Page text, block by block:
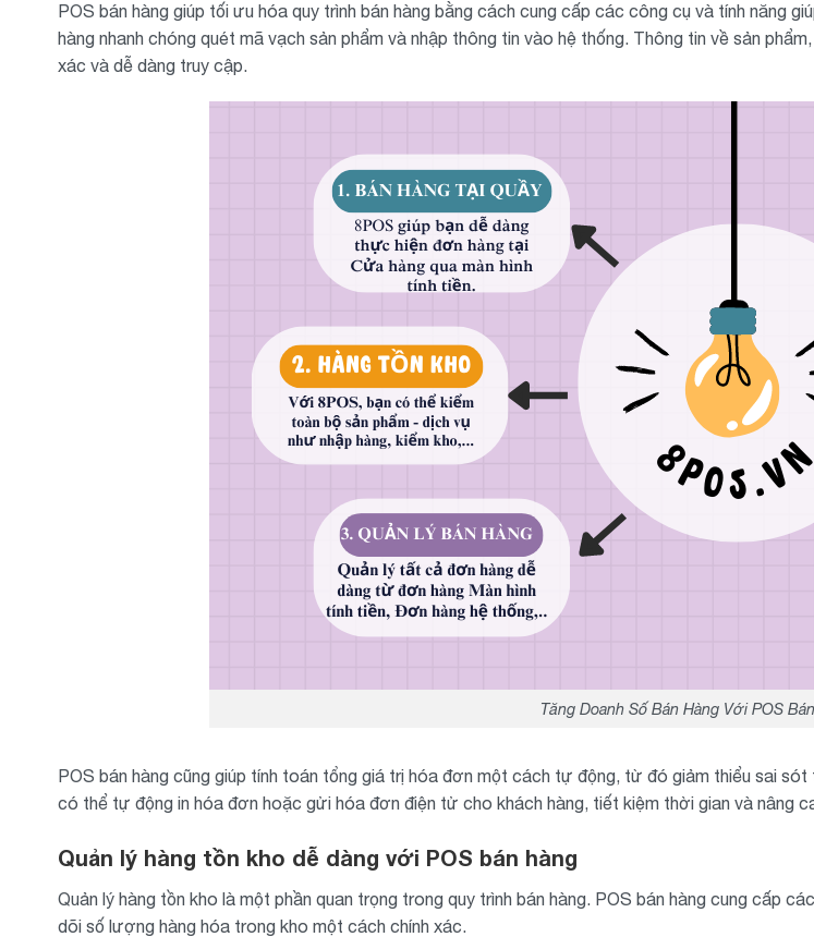
POS bán hàng giúp tối ưu hóa quy trình bán hàng bằng cách cung cấp các công cụ và tính năng
hàng nhanh chóng quét mã vạch sản phẩm và nhập thông tin vào hệ thống. Thông tin về sản
xác và dễ dàng truy cập.
Tăng Doanh Số Bán Hàng Với POS
POS bán hàng cũng giúp tính toán tổng giá trị hóa đơn một cách tự động, từ đó giảm thiểu sai
có thể tự động in hóa đơn hoặc gửi hóa đơn điện tử cho khách hàng, tiết kiệm thời gian và nâng
Quản lý hàng tồn kho dễ dàng với POS bán hàng
Quản lý hàng tồn kho là một phần quan trọng trong quy trình bán hàng. POS bán hàng cung cấp
dõi số lượng hàng hóa trong kho một cách chính xác.